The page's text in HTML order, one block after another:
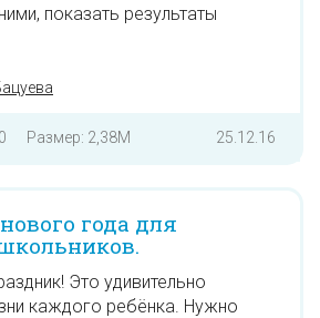
показать результаты
Размер: 2,38M 25.12.16
года для
Это удивительно
каждого ребёнка. Нужно